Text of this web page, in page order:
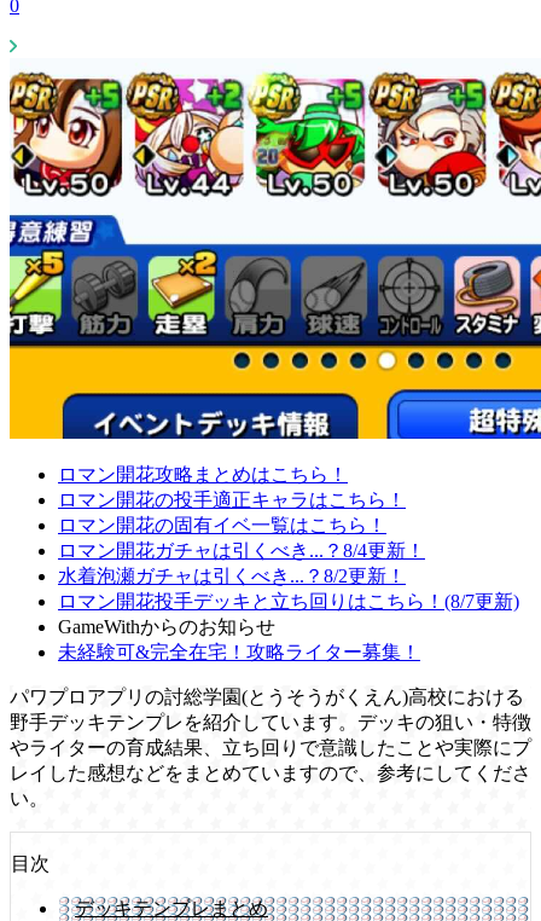
0
ロマン開花攻略まとめはこちら！
ロマン開花の投手適正キャラはこちら！
ロマン開花の固有イベ一覧はこちら！
ロマン開花ガチャは引くべき...？8/4更新！
水着泡瀬ガチャは引くべき...？8/2更新！
ロマン開花投手デッキと立ち回りはこちら！(8/7更新)
GameWithからのお知らせ
未経験可&完全在宅！攻略ライター募集！
パワプロアプリの討総学園(とうそうがくえん)高校における
野手デッキテンプレを紹介しています。デッキの狙い・特徴
やライターの育成結果、立ち回りで意識したことや実際にプ
レイした感想などをまとめていますので、参考にしてくださ
い。
目次
デッキテンプレまとめ